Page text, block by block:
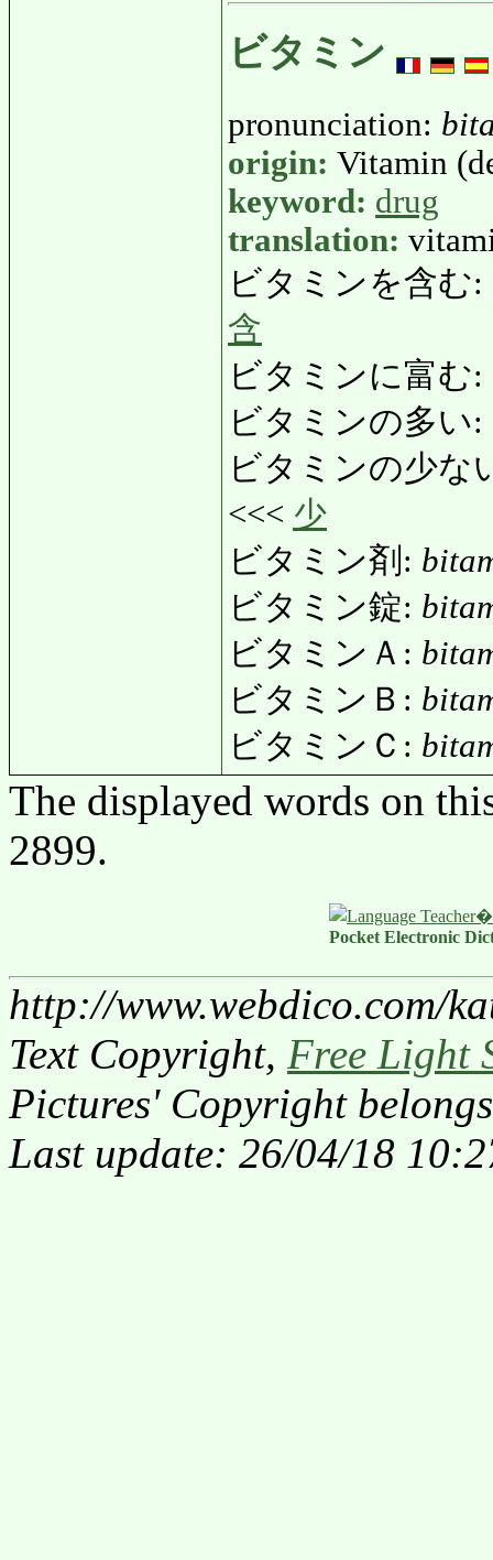
ビタミン
pronunciation:
origin: Vitamin
keyword: drug
translation:
ビタミンを含む:
含
ビタミンに富む:
ビタミンの多い:
ビタミンの少な
<<< 少
ビタミン剤:
ビタミン錠:
ビタミンＡ:
ビタミンＢ:
ビタミンＣ:
The displayed words on
2899.
Pocket Electronic
http://www.webdico.com/
Text Copyright, Free Light
Pictures' Copyright
Last update: 26/04/18